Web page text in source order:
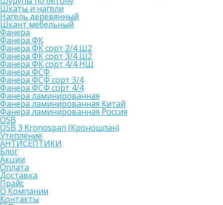
Шкаты и нагели
Нагель деревянный
Шкант мебельный
Фанера
Фанера ФК
Фанера ФК сорт 2/4 Ш2
Фанера ФК сорт 3/4 Ш2
Фанера ФК сорт 4/4 НШ
Фанера ФСФ
Фанера ФСФ сорт 3/4
Фанера ФСФ сорт 4/4
Фанера ламинированная
Фанера ламинированная Китай
Фанера ламинированная Россия
OSB
OSB 3 Kronospan (Кроношпан)
Утепление
АНТИСЕПТИКИ
Блог
Акции
Оплата
Доставка
Прайс
О Компании
Контакты